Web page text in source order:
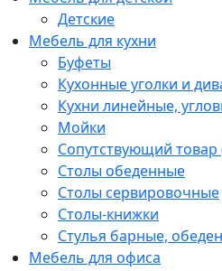
Детские
Мебель для кухни
Буфеты
Кухонные уголки и
Кухни линейные,
Мойки
Сопутствующий товар
Столы обеденные
Столы сервировочные
Столы-книжки
Стулья барные,
Мебель для офиса